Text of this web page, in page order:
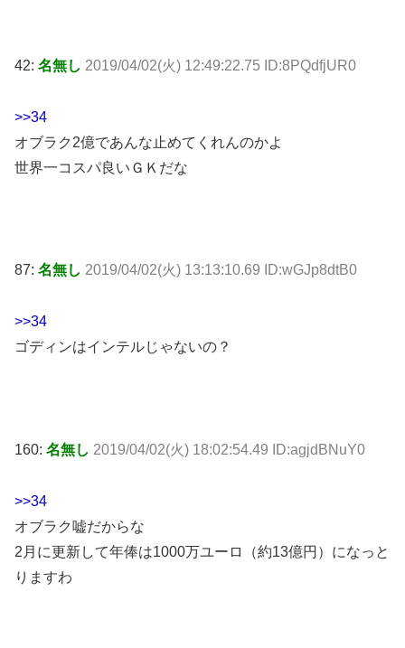
42: 名無し 2019/04/02(火) 12:49:22.75 ID:8PQdfjUR0
>>34
オブラク2億であんな止めてくれんのかよ
世界一コスパ良いＧＫだな
87: 名無し 2019/04/02(火) 13:13:10.69 ID:wGJp8dtB0
>>34
ゴディンはインテルじゃないの？
160: 名無し 2019/04/02(火) 18:02:54.49 ID:agjdBNuY0
>>34
オブラク嘘だからな
2月に更新して年俸は1000万ユーロ（約13億円）になっと
りますわ